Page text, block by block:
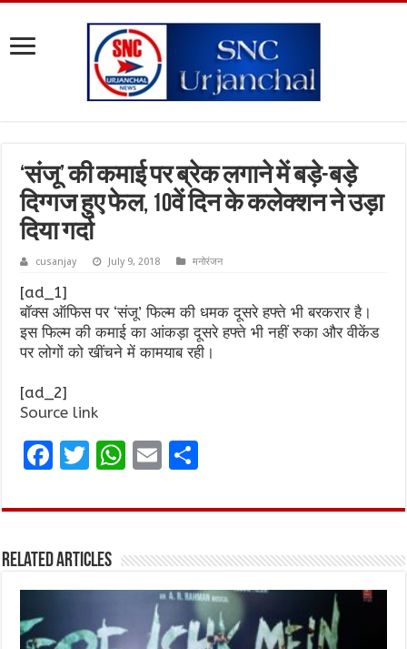
‘संजू’ की कमाई पर ब्रेक लगाने में बड़े-बड़े
दिग्गज हुए फेल, 10वें दिन के कलेक्शन ने उड़ा
दिया गर्दा
cusanjay July 9, 2018 मनोरंजन
[ad_1]
बॉक्स ऑफिस पर ‘संजू’ फिल्म की धमक दूसरे हफ्ते भी बरकरार है।
इस फिल्म की कमाई का आंकड़ा दूसरे हफ्ते भी नहीं रुका और वीकेंड
पर लोगों को खींचने में कामयाब रही।
[ad_2]
Source link
F
ce
o
o
k
T
it
r
W
at
A
p
p
E
ai ar
Related Articles